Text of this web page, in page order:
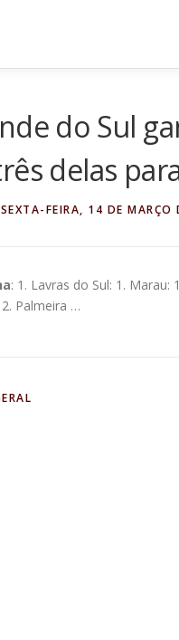
do Sul
delas
SEXTA-FEIRA, 14 DE MARÇO
: 1. Lavras do Sul: 1.
Palmeira …